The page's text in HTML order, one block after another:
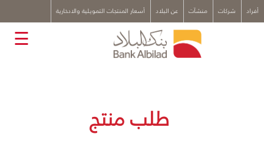
أفراد شركات منشآت عن البلاد أسعار المنتجات التمويلية والادخارية x☰
طلب منتج